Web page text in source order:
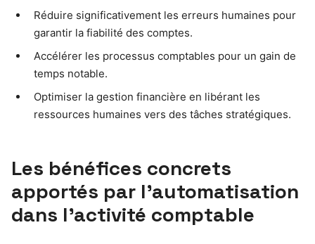
Réduire significativement les erreurs humaines pour
garantir la fiabilité des comptes.
Accélérer les processus comptables pour un gain de
temps notable.
Optimiser la gestion financière en libérant les
ressources humaines vers des tâches stratégiques.
Les bénéfices concrets
apportés par l’automatisation
dans l’activité comptable